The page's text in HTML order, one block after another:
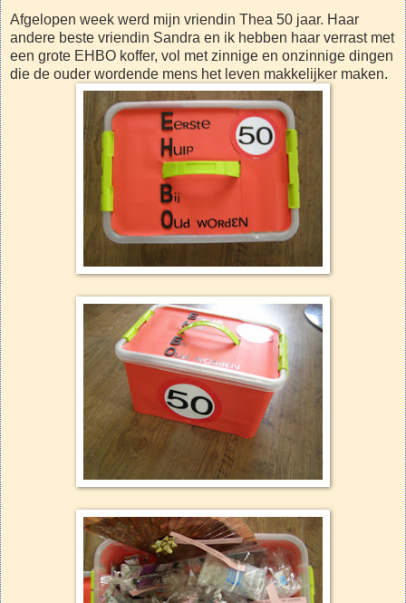
Afgelopen week werd mijn vriendin Thea 50 jaar. Haar
andere beste vriendin Sandra en ik hebben haar verrast met
een grote EHBO koffer, vol met zinnige en onzinnige dingen
die de ouder wordende mens het leven makkelijker maken.